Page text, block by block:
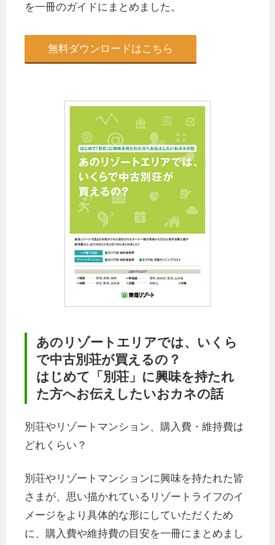
を一冊のガイドにまとめました。
無料ダウンロードはこちら
あのリゾートエリアでは、いくら
で中古別荘が買えるの？
はじめて「別荘」に興味を持たれ
た方へお伝えしたいおカネの話
別荘やリゾートマンション、購入費・維持費は
どれくらい？
別荘やリゾートマンションに興味を持たれた皆
さまが、思い描かれているリゾートライフのイ
メージをより具体的な形にしていただくため
に、購入費や維持費の目安を一冊にまとめまし